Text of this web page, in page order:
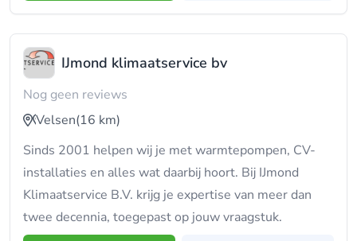
IJmond klimaatservice bv
Nog geen reviews
Velsen(16 km)
Sinds 2001 helpen wij je met warmtepompen, CV-
installaties en alles wat daarbij hoort. Bij IJmond
Klimaatservice B.V. krijg je expertise van meer dan
twee decennia, toegepast op jouw vraagstuk.